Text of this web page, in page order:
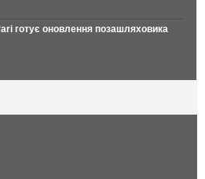
готує оновлення позашляховика